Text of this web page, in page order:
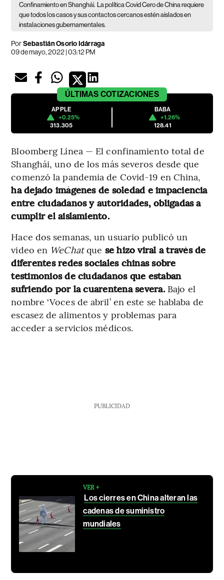
Confinamiento en Shanghái.
La política Covid Cero de China requiere
que todos los casos y sus contactos cercanos estén aislados en
instalaciones gubernamentales.
PorSebastián Osorio Idárraga
09 de mayo, 2022 | 03:12 PM
ÚLTIMAS COTIZACIONES
APPLE
+0.25%
313.305
BABA
+1.26%
128.41
Bloomberg Línea — El confinamiento total de
Shanghái, uno de los más severos desde que
comenzó la pandemia de Covid-19 en China,
ha dejado imágenes de soledad e impaciencia
entre ciudadanos y autoridades, obligadas a
cumplir el aislamiento.
Hace dos semanas, un usuario publicó un
video en WeChatque se hizo viral a través de
diferentes redes sociales chinas sobre
testimonios de ciudadanos que estaban
sufriendo por la cuarentena severa. Bajo el
nombre ‘Voces de abril’ en este se hablaba de
escasez de alimentos y problemas para
acceder a servicios médicos.
PUBLICIDAD
VER +
Los cierres en China alteran las
cadenas de suministro
mundiales